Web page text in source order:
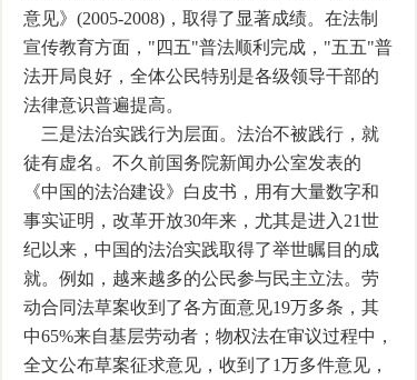
意见》(2005-2008)，取得了显著成绩。在法制
宣传教育方面，"四五"普法顺利完成，"五五"普
法开局良好，全体公民特别是各级领导干部的
法律意识普遍提高。
三是法治实践行为层面。法治不被践行，就
徒有虚名。不久前国务院新闻办公室发表的
《中国的法治建设》白皮书，用有大量数字和
事实证明，改革开放30年来，尤其是进入21世
纪以来，中国的法治实践取得了举世瞩目的成
就。例如，越来越多的公民参与民主立法。劳
动合同法草案收到了各方面意见19万多条，其
中65%来自基层劳动者；物权法在审议过程中，
全文公布草案征求意见，收到了1万多件意见，